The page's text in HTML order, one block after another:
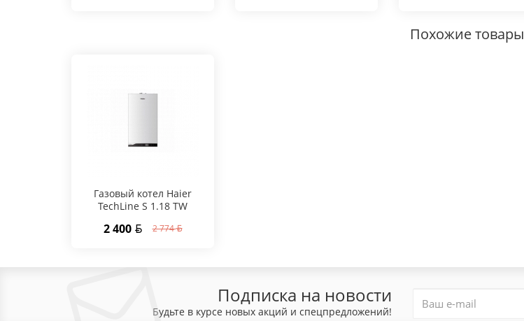
Похожие товары
Газовый котел Haier
TechLine S 1.18 TW
2 400 2 774
Подписка на новости
Будьте в курсе новых акций и спецпредложений!